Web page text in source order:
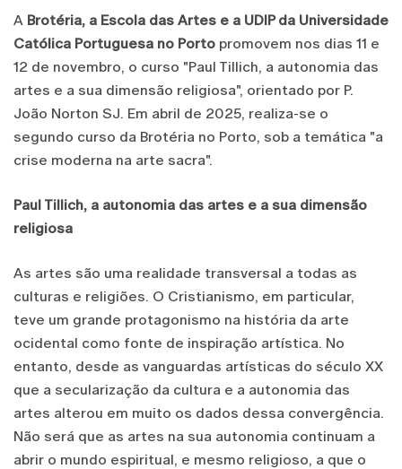
A Brotéria, a Escola das Artes e a UDIP da Universidade
Católica Portuguesa no Porto promovem nos dias 11 e
12 de novembro, o curso "Paul Tillich, a autonomia das
artes e a sua dimensão religiosa", orientado por P.
João Norton SJ. Em abril de 2025, realiza-se o
segundo curso da Brotéria no Porto, sob a temática "a
crise moderna na arte sacra".
Paul Tillich, a autonomia das artes e a sua dimensão
religiosa
As artes são uma realidade transversal a todas as
culturas e religiões. O Cristianismo, em particular,
teve um grande protagonismo na história da arte
ocidental como fonte de inspiração artística. No
entanto, desde as vanguardas artísticas do século XX
que a secularização da cultura e a autonomia das
artes alterou em muito os dados dessa convergência.
Não será que as artes na sua autonomia continuam a
abrir o mundo espiritual, e mesmo religioso, a que o